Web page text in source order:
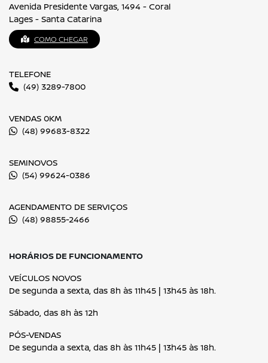
Avenida Presidente Vargas, 1494 - Coral
Lages - Santa Catarina
COMO CHEGAR
TELEFONE
(49) 3289-7800
VENDAS 0KM
(48) 99683-8322
SEMINOVOS
(54) 99624-0386
AGENDAMENTO DE SERVIÇOS
(48) 98855-2466
HORÁRIOS DE FUNCIONAMENTO
VEÍCULOS NOVOS
De segunda a sexta, das 8h às 11h45 | 13h45 às 18h.
Sábado, das 8h às 12h
PÓS-VENDAS
De segunda a sexta, das 8h às 11h45 | 13h45 às 18h.